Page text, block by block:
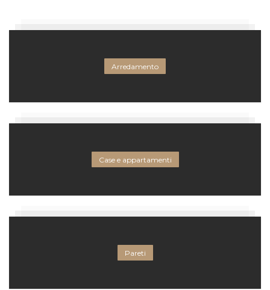
Arredamento
Case e appartamenti
Pareti